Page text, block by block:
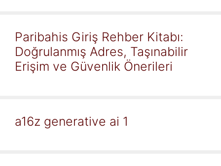
Paribahis Giriş Rehber Kitabı:
Doğrulanmış Adres, Taşınabilir
Erişim ve Güvenlik Önerileri
a16z generative ai 1